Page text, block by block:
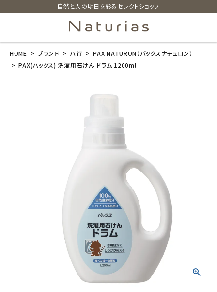
自然と人の明日を彩るセレクトショップ
search
HOME ブランド ハ行
PAX NATURON（パックスナチュロン）
PAX(パックス) 洗濯用石けん ドラム 1200ml